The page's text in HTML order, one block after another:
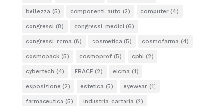
bellezza(5) componenti_auto (2) computer(4)
congressi (8) congressi_medici (6)
congressi_roma(8) cosmetica(5) cosmofarma(4)
cosmopack(5) cosmoprof(5) cphi (2)
cybertech (4) EBACE(2) eicma(1)
esposizione (2) estetica(5) eyewear(1)
farmaceutica(5) industria_cartaria(2)